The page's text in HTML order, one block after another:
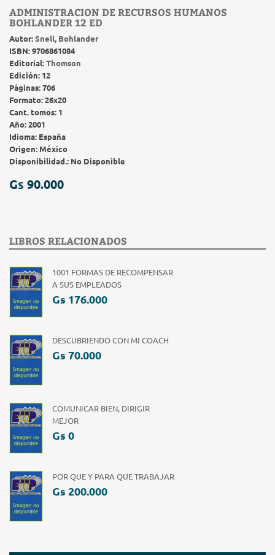
ADMINISTRACION DE RECURSOS HUMANOS
BOHLANDER 12 ED
Autor:Snell, Bohlander
ISBN:9706861084
Editorial:Thomson
Edición: 12
Páginas:706
Formato:26x20
Cant. tomos: 1
Año:2001
Idioma: España
Origen:México
Disponibilidad.: No Disponible
Gs 90.000
LIBROS RELACIONADOS
1001 FORMAS DE RECOMPENSAR
A SUS EMPLEADOS
Gs 176.000
DESCUBRIENDO CON MI COACH
Gs 70.000
COMUNICAR BIEN, DIRIGIR
MEJOR
Gs 0
POR QUE Y PARA QUE TRABAJAR
Gs 200.000